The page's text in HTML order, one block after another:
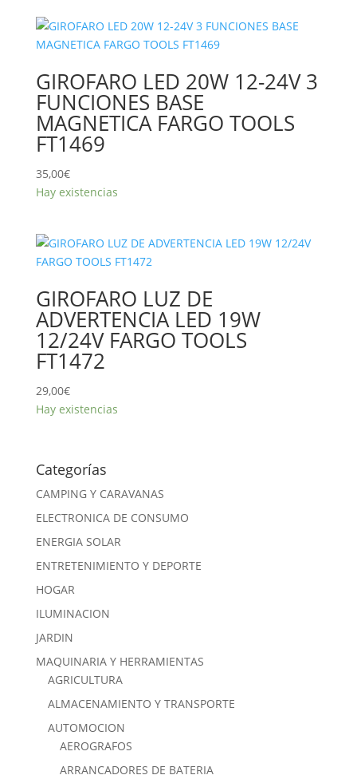
GIROFARO LED 20W 12-24V 3
FUNCIONES BASE
MAGNETICA FARGO TOOLS
FT1469
35,00€
Hay existencias
GIROFARO LUZ DE
ADVERTENCIA LED 19W
12/24V FARGO TOOLS
FT1472
29,00€
Hay existencias
Categorías
CAMPING Y CARAVANAS
ELECTRONICA DE CONSUMO
ENERGIA SOLAR
ENTRETENIMIENTO Y DEPORTE
HOGAR
ILUMINACION
JARDIN
MAQUINARIA Y HERRAMIENTAS
AGRICULTURA
ALMACENAMIENTO Y TRANSPORTE
AUTOMOCION
AEROGRAFOS
ARRANCADORES DE BATERIA